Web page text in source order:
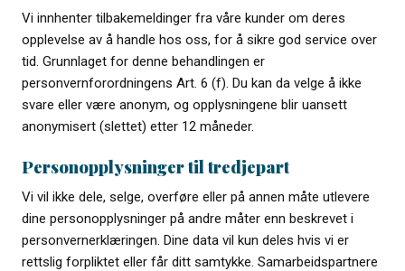
Vi innhenter tilbakemeldinger fra våre kunder om deres
opplevelse av å handle hos oss, for å sikre god service over
tid. Grunnlaget for denne behandlingen er
personvernforordningens Art. 6 (f). Du kan da velge å ikke
svare eller være anonym, og opplysningene blir uansett
anonymisert (slettet) etter 12 måneder.
Personopplysninger til tredjepart
Vi vil ikke dele, selge, overføre eller på annen måte utlevere
dine personopplysninger på andre måter enn beskrevet i
personvernerklæringen. Dine data vil kun deles hvis vi er
rettslig forpliktet eller får ditt samtykke. Samarbeidspartnere